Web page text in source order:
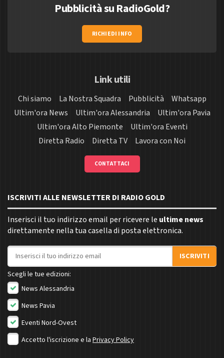
Pubblicità su RadioGold?
RICHIEDI INFO
Link utili
Chi siamo La Nostra Squadra Pubblicità
Whatsapp
Ultim'ora News
Ultim'ora Alessandria
Ultim'ora Pavia
Ultim'ora Alto Piemonte
Ultim'ora Eventi
Diretta Radio
Diretta TV Lavora con Noi
CONTATTACI
ISCRIVITI ALLE NEWSLETTER DI RADIO GOLD
Inserisci il tuo indirizzo email per ricevere le ultime news
direttamente nella tua casella di posta elettronica.
Indirizzo email
ISCRIVITI
Scegli le tue edizioni:
News Alessandria
News Pavia
Eventi Nord-Ovest
Accetto l'iscrizione e la Privacy Policy